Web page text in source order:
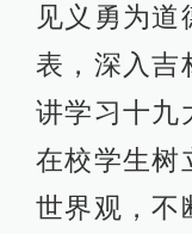
见义勇为
表，深入吉
讲学习十九
在校学生树
世界观，不